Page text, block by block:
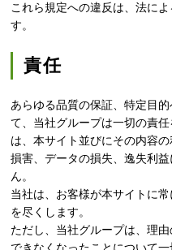
これら規定への違反は、法に
す。
責任
あらゆる品質の保証、特定目
て、当社グループは一切の責
は、本サイト並びにその内容
損害、データの損失、逸失利
ん。
当社は、お客様が本サイトに
を尽くします。
ただし、当社グループは、理